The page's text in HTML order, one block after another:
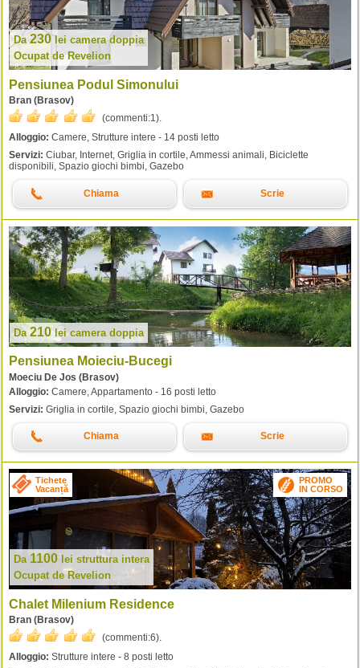
Da 230lei camera doppia
Ocupat de Revelion
Pensiunea Podul Simonului
Bran (Brasov)
(commenti:1).
Alloggio: Camere, Strutture intere - 14 posti letto
Servizi: Ciubar, Internet, Griglia in cortile, Ammessi animali, Biciclette
disponibili, Spazio giochi bimbi, Gazebo
Chiama Scrie
Da 210leicamera doppia
Pensiunea Moieciu-Bucegi
Moeciu De Jos (Brasov)
Alloggio: Camere, Appartamento - 16 posti letto
Servizi: Griglia in cortile, Spazio giochi bimbi, Gazebo
Chiama Scrie
Tichete
Vacanță
PROMO
IN CORSO
Da 1100 lei struttura intera
Ocupat de Revelion
Chalet Milenium Residence
Bran (Brasov)
(commenti:6).
Alloggio: Strutture intere - 8 posti letto